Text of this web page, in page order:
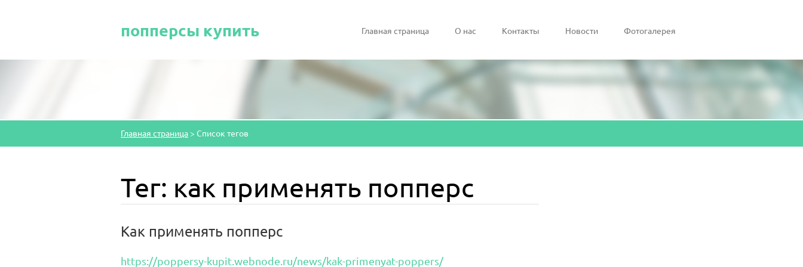
попперсы купить Главная страница О нас Контакты Новости Фотогалерея
Главная страница > Список тегов
Тег: как применять попперс
Как применять попперс
https://poppersy-kupit.webnode.ru/news/kak-primenyat-poppers/